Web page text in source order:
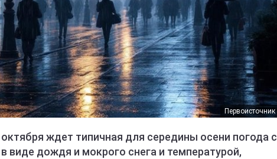
Первоисточник
ждет типичная для середины осени погода с
виде дождя и мокрого снега и температурой,